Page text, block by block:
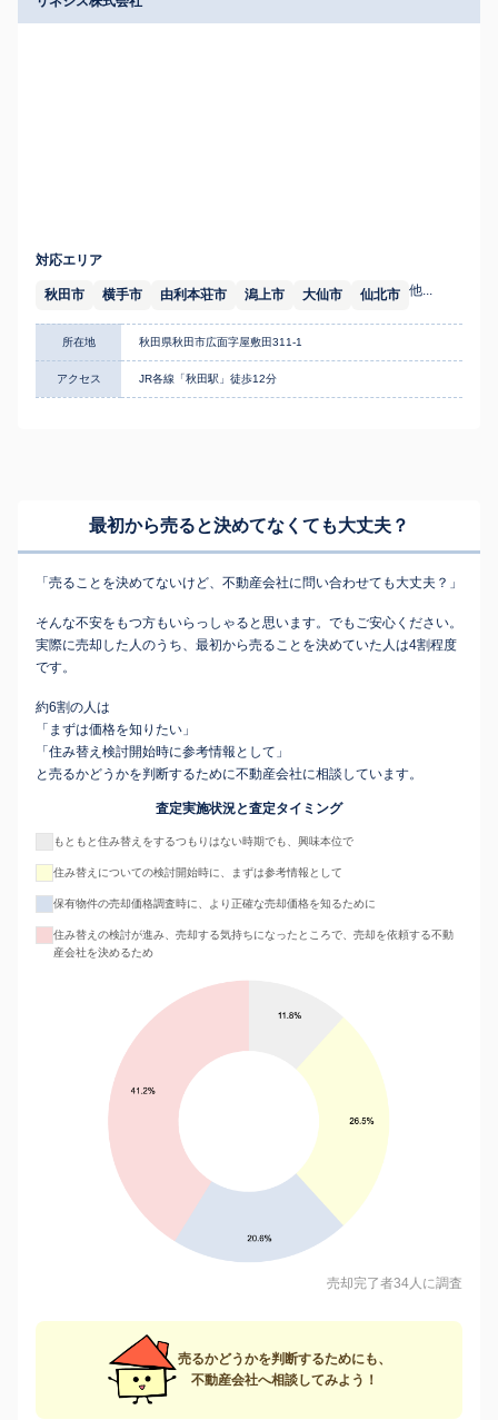
対応エリア
秋田市 横手市 由利本荘市 潟上市 大仙市 仙北市 他...
所在地 秋田県秋田市広面字屋敷田311-1
アクセス JR各線「秋田駅」徒歩12分
最初から売ると決めてなくても大丈夫？
「売ることを決めてないけど、不動産会社に問い合わせても大丈夫？」
そんな不安をもつ方もいらっしゃると思います。でもご安心ください。
実際に売却した人のうち、最初から売ることを決めていた人は4割程度
です。
約6割の人は
「まずは価格を知りたい」
「住み替え検討開始時に参考情報として」
と売るかどうかを判断するために不動産会社に相談しています。
査定実施状況と査定タイミング
もともと住み替えをするつもりはない時期でも、興味本位で
住み替えについての検討開始時に、まずは参考情報として
保有物件の売却価格調査時に、より正確な売却価格を知るために
住み替えの検討が進み、売却する気持ちになったところで、売却を依頼する不動
産会社を決めるため
売却完了者34人に調査
売るかどうかを判断するためにも、
不動産会社へ相談してみよう！